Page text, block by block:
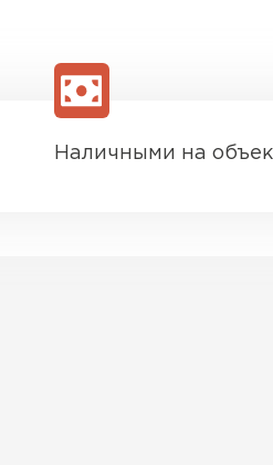
Наличными на